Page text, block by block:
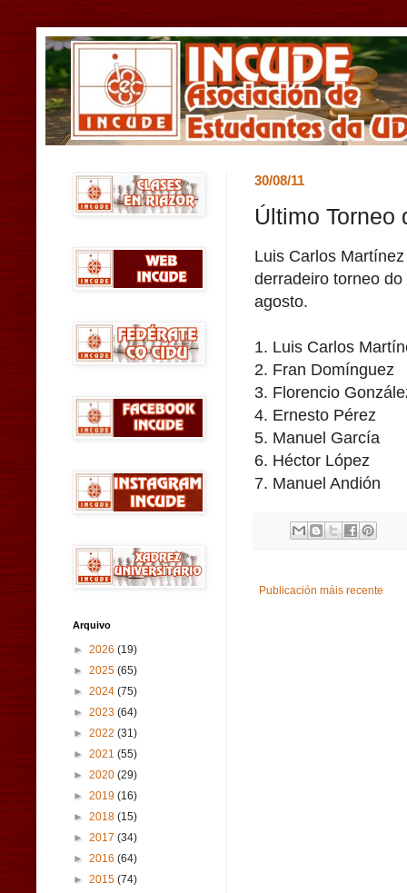
30/08/11
Último Torneo
Luis Carlos
derradeiro torneo do
agosto.
1. Luis Carlos
2. Fran Domínguez
3. Florencio
4. Ernesto Pérez
5. Manuel García
6. Héctor López
7. Manuel Andión
Publicación máis recente
Arquivo
► 2026 (19)
► 2025 (65)
► 2024 (75)
► 2023 (64)
► 2022 (31)
► 2021 (55)
► 2020 (29)
► 2019 (16)
► 2018 (15)
► 2017 (34)
► 2016 (64)
► 2015 (74)